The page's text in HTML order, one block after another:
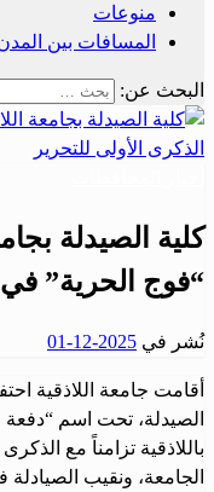
منوعات
المسافات بين
البحث عن:
كلية الصيدلة
“فوج الحرية” في
نُشر في 2025-12-01
أقامت جامعة اللاذقية
الصيدلة، تحت اسم “دفعة
باللاذقية تزامناً مع
الجامعة، ونقيب